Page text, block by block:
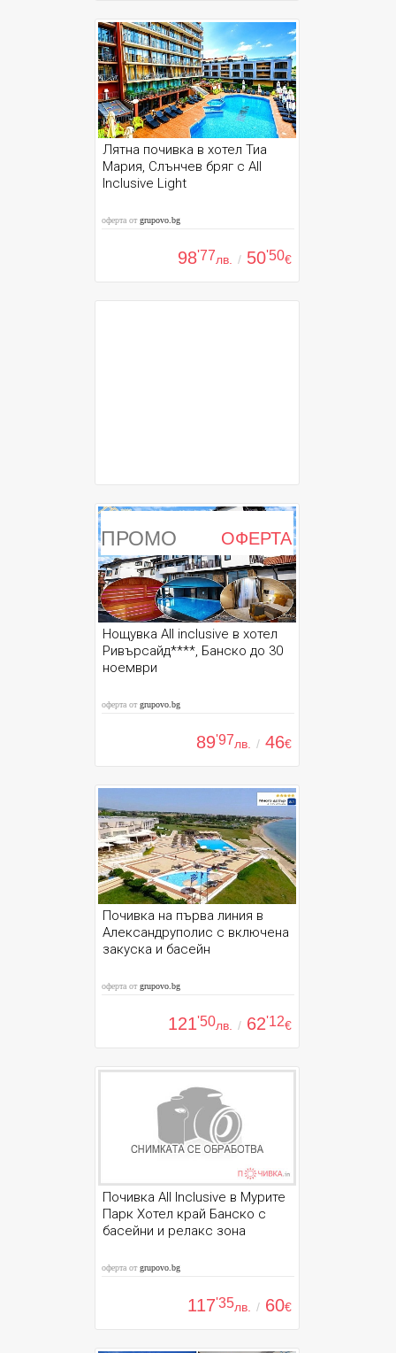
Лятна почивка в хотел Тиа
Мария, Слънчев бряг с All
Inclusive Light
оферта отgrupovo.bg
98'77лв. / 50'50€
ПРОМО ОФЕРТА
Нощувка All inclusive в хотел
Ривърсайд****, Банско до 30
ноември
оферта отgrupovo.bg
89'97лв. / 46€
Почивка на първа линия в
Александруполис с включена
закуска и басейн
оферта отgrupovo.bg
121'50лв. / 62'12€
Почивка All Inclusive в Мурите
Парк Хотел край Банско с
басейни и релакс зона
оферта отgrupovo.bg
117'35лв. / 60€